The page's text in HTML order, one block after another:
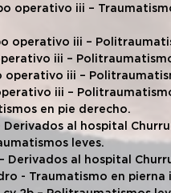
operativo iii –
operativo iii –
iii –
operativo iii –
iii –
en pie derecho.
al hospital
leves.
Derivados al hospital
- Traumatismo en pierna